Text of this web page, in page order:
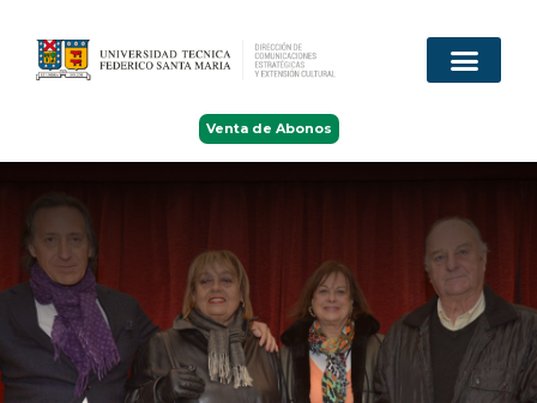
Venta de Abonos